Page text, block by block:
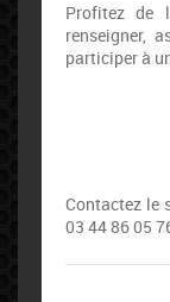
Profitez de
renseigner,
participer à
Contactez le
03 44 86 05